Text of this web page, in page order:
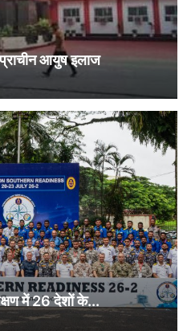
आयुष इलाज
में 26 देशों के...